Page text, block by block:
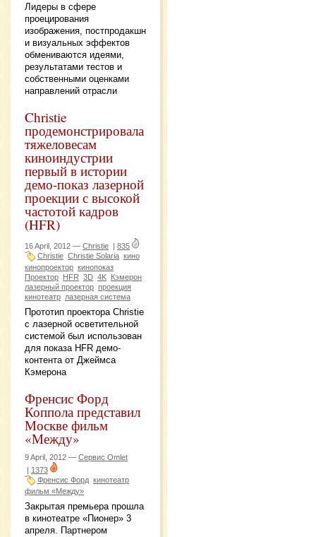
Лидеры в сфере
проецирования
изображения, постпродакшн
и визуальных эффектов
обмениваются идеями,
результатами тестов и
собственными оценками
направлений отрасли
Christie
продемонстрировала
тяжеловесам
киноиндустрии
первый в истории
демо-показ лазерной
проекции с высокой
частотой кадров
(HFR)
16 April, 2012 — Christie | 835
Christie Christie Solaria кино
кинопроектор кинопоказ
Проектор HFR 3D 4K Кэмерон
лазерный проектор проекция
кинотеатр лазерная система
Прототип проектора Christie
с лазерной осветительной
системой был использован
для показа HFR демо-
контента от Джеймса
Кэмерона
Френсис Форд
Коппола представил
Москве фильм
«Между»
9 April, 2012 — Сервис Omlet
| 1373
Френсис Форд кинотеатр
фильм «Между»
Закрытая премьера прошла
в кинотеатре «Пионер» 3
апреля. Партнером